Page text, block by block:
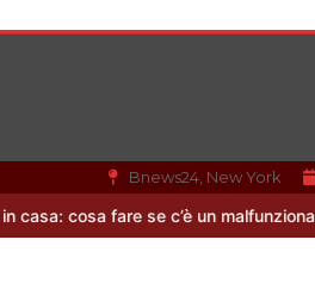
Bnews24, New York
fare se c’è un malfunzionamento